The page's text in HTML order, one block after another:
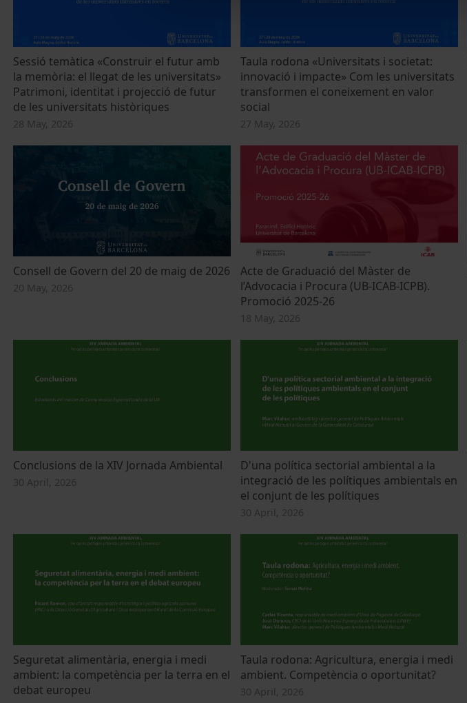
Sessió temàtica «Construir el futur amb
la memòria: el llegat de les universitats»
Patrimoni, identitat i projecció de futur
de les universitats històriques
28 May, 2026
Taula rodona «Universitats i societat:
innovació i impacte» Com les universitats
transformen el coneixement en valor
social
27 May, 2026
Consell de Govern del 20 de maig de 2026
20 May, 2026
Acte de Graduació del Màster de
l’Advocacia i Procura (UB-ICAB-ICPB).
Promoció 2025-26
18 May, 2026
Conclusions de la XIV Jornada Ambiental
30 April, 2026
D'una política sectorial ambiental a la
integració de les polítiques ambientals en
el conjunt de les polítiques
30 April, 2026
Seguretat alimentària, energia i medi
ambient: la competència per la terra en el
debat europeu
Taula rodona: Agricultura, energia i medi
ambient. Competència o oportunitat?
30 April, 2026